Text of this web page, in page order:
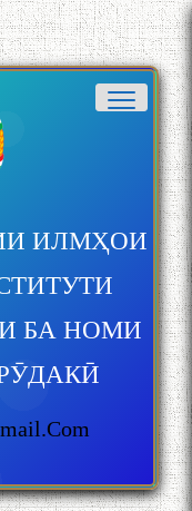
ИЛМҲОИ
БА НОМИ